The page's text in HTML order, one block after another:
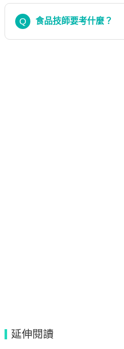
Q 食品技師要考什麼？
延伸閱讀